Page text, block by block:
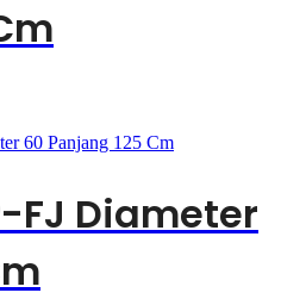
FJ Diameter